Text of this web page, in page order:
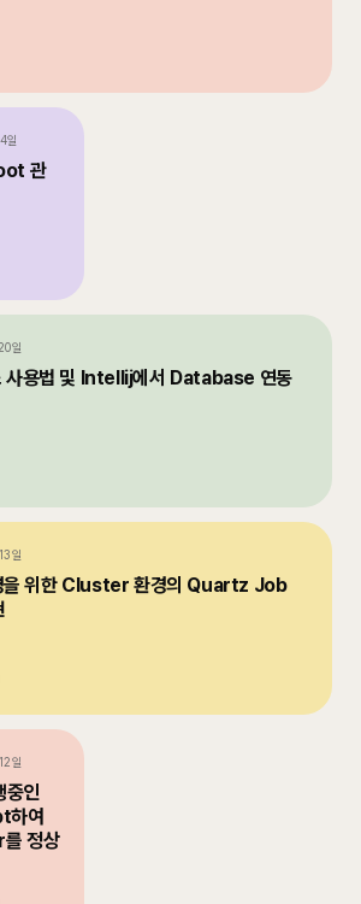
일
관
일
사용법 및 Intellij에서 Database 연동
일
위한 Cluster 환경의 Quartz Job
일
중인
여
정상